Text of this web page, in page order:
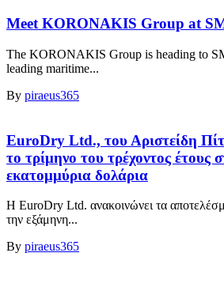
Meet KORONAKIS Group at
The KORONAKIS Group is heading to
leading maritime...
By piraeus365
EuroDry Ltd., του Αριστείδη
το τρίμηνο του τρέχοντος έτους
εκατομμύρια δολάρια
Η EuroDry Ltd. ανακοινώνει τα
την εξάμηνη...
By piraeus365